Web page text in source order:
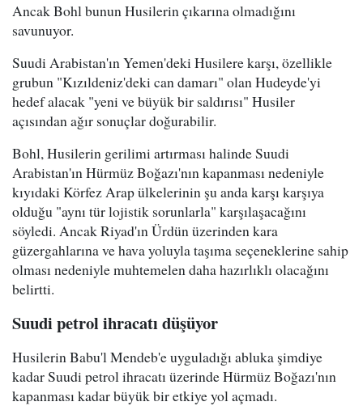
Ancak Bohl bunun Husilerin çıkarına olmadığını
savunuyor.
Suudi Arabistan'ın Yemen'deki Husilere karşı, özellikle
grubun "Kızıldeniz'deki can damarı" olan Hudeyde'yi
hedef alacak "yeni ve büyük bir saldırısı" Husiler
açısından ağır sonuçlar doğurabilir.
Bohl, Husilerin gerilimi artırması halinde Suudi
Arabistan'ın Hürmüz Boğazı'nın kapanması nedeniyle
kıyıdaki Körfez Arap ülkelerinin şu anda karşı karşıya
olduğu "aynı tür lojistik sorunlarla" karşılaşacağını
söyledi. Ancak Riyad'ın Ürdün üzerinden kara
güzergahlarına ve hava yoluyla taşıma seçeneklerine sahip
olması nedeniyle muhtemelen daha hazırlıklı olacağını
belirtti.
Suudi petrol ihracatı düşüyor
Husilerin Babu'l Mendeb'e uyguladığı abluka şimdiye
kadar Suudi petrol ihracatı üzerinde Hürmüz Boğazı'nın
kapanması kadar büyük bir etkiye yol açmadı.